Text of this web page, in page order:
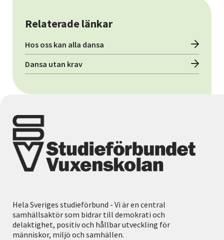
Relaterade länkar
Hos oss kan alla dansa
Dansa utan krav
Hela Sveriges studieförbund - Vi är en central
samhällsaktör som bidrar till demokrati och
delaktighet, positiv och hållbar utveckling för
människor, miljö och samhällen.